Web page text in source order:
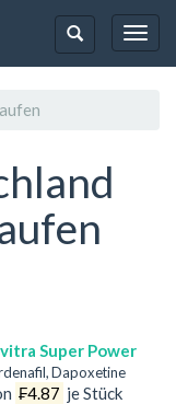
Toggle-
Navigation
Super Power
Dapoxetine
₣4.87 je Stück